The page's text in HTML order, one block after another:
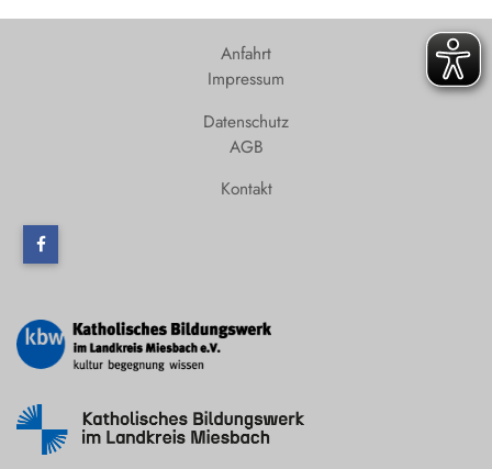
Anfahrt
Impressum
Datenschutz
AGB
Kontakt